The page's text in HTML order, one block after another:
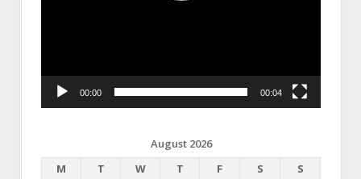
00:00 00:04
August 2026
M
T W T F S
S